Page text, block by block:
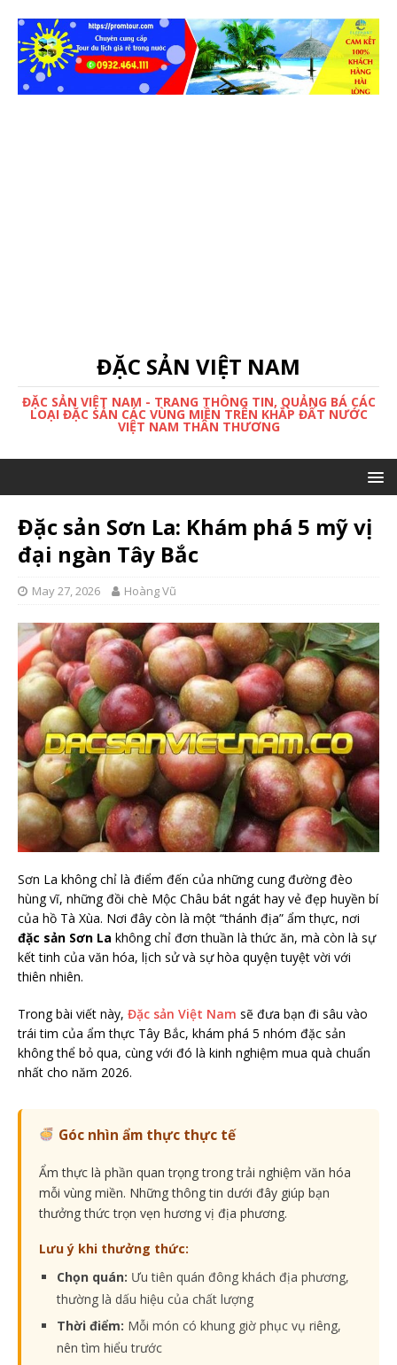
ĐẶC SẢN VIỆT NAM
ĐẶC SẢN VIỆT NAM - TRANG THÔNG TIN, QUẢNG BÁ CÁC
LOẠI ĐẶC SẢN CÁC VÙNG MIỀN TRÊN KHẮP ĐẤT NƯỚC
VIỆT NAM THÂN THƯƠNG
Đặc sản Sơn La: Khám phá 5 mỹ vị
đại ngàn Tây Bắc
May 27, 2026 Hoàng Vũ
Sơn La không chỉ là điểm đến của những cung đường đèo
hùng vĩ, những đồi chè Mộc Châu bát ngát hay vẻ đẹp huyền bí
của hồ Tà Xùa. Nơi đây còn là một “thánh địa” ẩm thực, nơi
đặc sản Sơn La không chỉ đơn thuần là thức ăn, mà còn là sự
kết tinh của văn hóa, lịch sử và sự hòa quyện tuyệt vời với
thiên nhiên.
Trong bài viết này, Đặc sản Việt Nam sẽ đưa bạn đi sâu vào
trái tim của ẩm thực Tây Bắc, khám phá 5 nhóm đặc sản
không thể bỏ qua, cùng với đó là kinh nghiệm mua quà chuẩn
nhất cho năm 2026.
Góc nhìn ẩm thực thực tế
Ẩm thực là phần quan trọng trong trải nghiệm văn hóa
mỗi vùng miền. Những thông tin dưới đây giúp bạn
thưởng thức trọn vẹn hương vị địa phương.
Lưu ý khi thưởng thức:
Chọn quán: Ưu tiên quán đông khách địa phương,
thường là dấu hiệu của chất lượng
Thời điểm: Mỗi món có khung giờ phục vụ riêng,
nên tìm hiểu trước